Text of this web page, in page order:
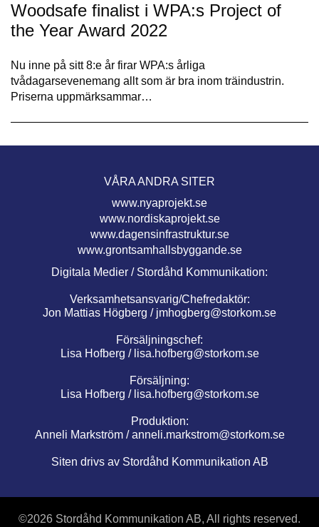
Woodsafe finalist i WPA:s Project of
the Year Award 2022
Nu inne på sitt 8:e år firar WPA:s årliga
tvådagarsevenemang allt som är bra inom träindustrin.
Priserna uppmärksammar…
VÅRA ANDRA SITER
www.nyaprojekt.se
www.nordiskaprojekt.se
www.dagensinfrastruktur.se
www.grontsamhallsbyggande.se
Digitala Medier / Stordåhd Kommunikation:
Verksamhetsansvarig/Chefredaktör:
Jon Mattias Högberg / jmhogberg@storkom.se
Försäljningschef:
Lisa Hofberg / lisa.hofberg@storkom.se
Försäljning:
Lisa Hofberg / lisa.hofberg@storkom.se
Produktion:
Anneli Markström /anneli.markstrom@storkom.se
Siten drivs av Stordåhd Kommunikation AB
©2026 Stordåhd Kommunikation AB, All rights reserved.